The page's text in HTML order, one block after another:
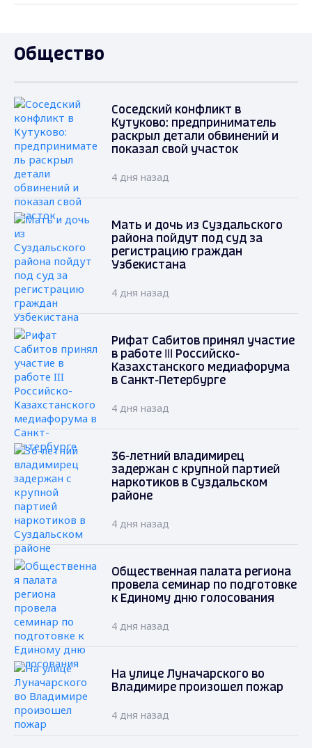
Общество
Соседский конфликт в
Кутуково: предприниматель
раскрыл детали обвинений и
показал свой участок
4 дня назад
Мать и дочь из Суздальского
района пойдут под суд за
регистрацию граждан
Узбекистана
4 дня назад
Рифат Сабитов принял участие
в работе III Российско-
Казахстанского медиафорума
в Санкт-Петербурге
4 дня назад
36-летний владимирец
задержан с крупной партией
наркотиков в Суздальском
районе
4 дня назад
Общественная палата региона
провела семинар по подготовке
к Единому дню голосования
4 дня назад
На улице Луначарского во
Владимире произошел пожар
4 дня назад